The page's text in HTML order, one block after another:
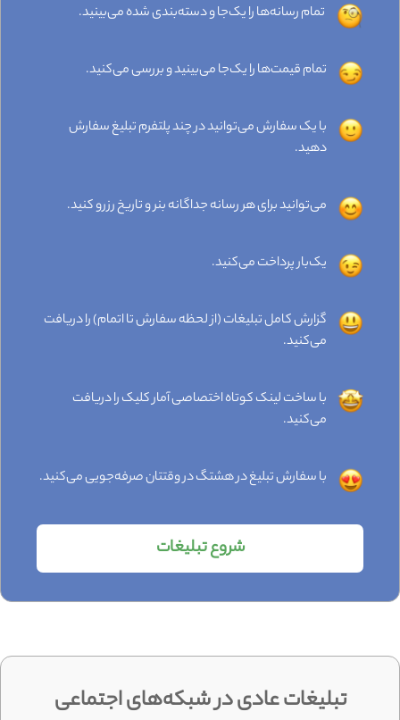
تمام رسانه‌ها را یک‌جا و دسته‌بندی شده می‌بینید.
تمام قیمت‌ها را یک‌جا می‌بینید و بررسی می‌کنید.
با یک سفارش می‌توانید در چند پلتفرم تبلیغ سفارش
دهید.
می‌توانید برای هر رسانه جداگانه بنر و تاریخ رزرو کنید.
یک‌بار پرداخت می‌کنید.
گزارش کامل تبلیغات (از لحظه سفارش تا اتمام) را دریافت
می‌کنید.
با ساخت لینک کوتاه اختصاصی آمار کلیک را دریافت
می‌کنید.
با سفارش تبلیغ در هشتگ در وقتتان صرفه‌جویی می‌کنید.
شروع تبلیغات
تبلیغات عادی در شبکه‌های اجتماعی